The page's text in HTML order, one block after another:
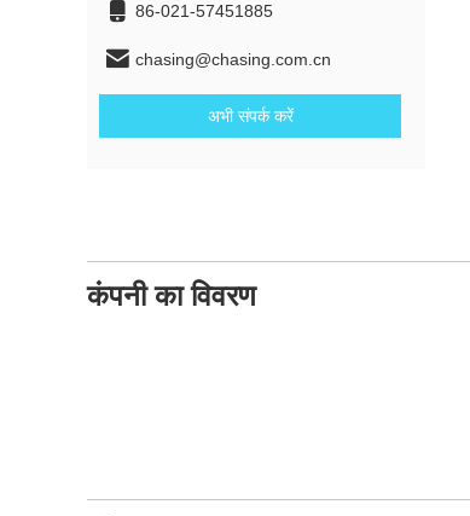
86-021-57451885
chasing@chasing.com.cn
अभी संपर्क करें
कंपनी का विवरण